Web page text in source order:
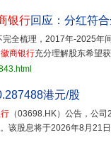
银行回应：分红符
完全梳理，2017年-2025年
徽商银行充分理解股东希望
港元/股
（03698.HK）公告，公
该股息将于2026年8月21